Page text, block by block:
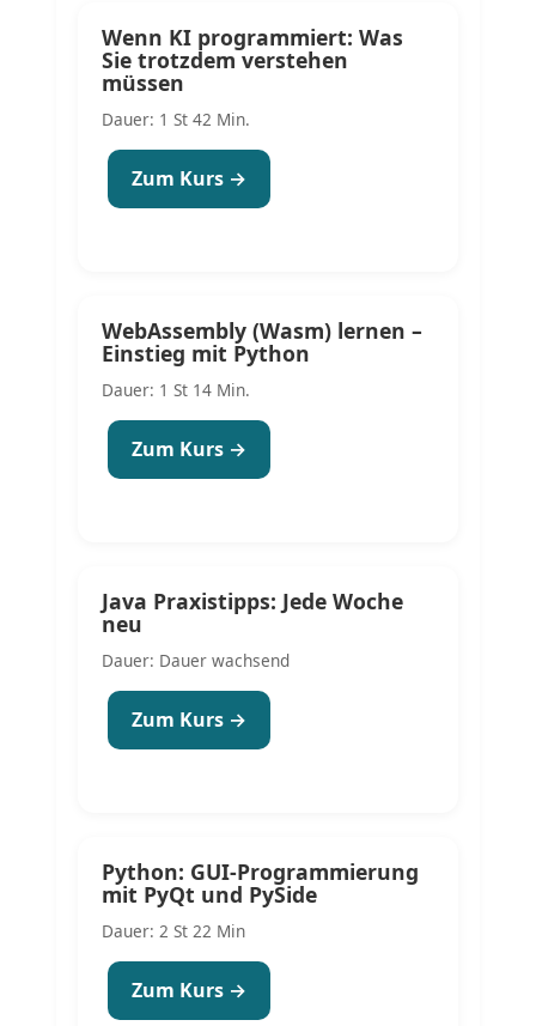
Wenn KI programmiert: Was
Sie trotzdem verstehen
müssen
Dauer: 1 St 42 Min.
Zum Kurs →
WebAssembly (Wasm) lernen –
Einstieg mit Python
Dauer: 1 St 14 Min.
Zum Kurs →
Java Praxistipps: Jede Woche
neu
Dauer: Dauer wachsend
Zum Kurs →
Python: GUI-Programmierung
mit PyQt und PySide
Dauer: 2 St 22 Min
Zum Kurs →